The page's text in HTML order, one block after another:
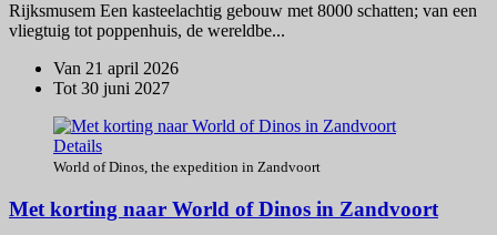
Rijksmusem Een kasteelachtig gebouw met 8000 schatten; van een
vliegtuig tot poppenhuis, de wereldbe...
Van 21 april 2026
Tot 30 juni 2027
Details
World of Dinos, the expedition in Zandvoort
Met korting naar World of Dinos in Zandvoort